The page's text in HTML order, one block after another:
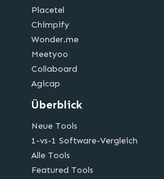
Placetel
Chimpify
Wonder.me
Meetyoo
Collaboard
Agicap
Überblick
Neue Tools
1-vs-1 Software-Vergleich
Alle Tools
Featured Tools